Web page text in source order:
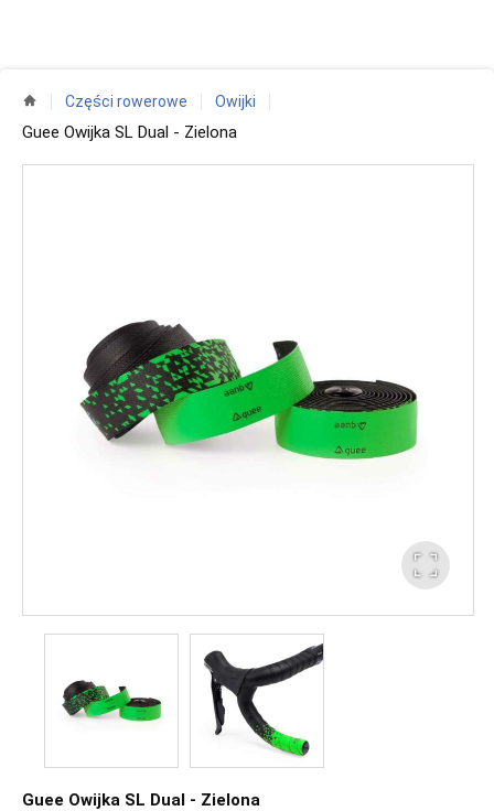
Części rowerowe Owijki
Guee Owijka SL Dual - Zielona
Guee Owijka SL Dual - Zielona